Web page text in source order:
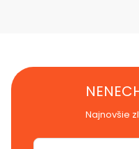
Najnovšie